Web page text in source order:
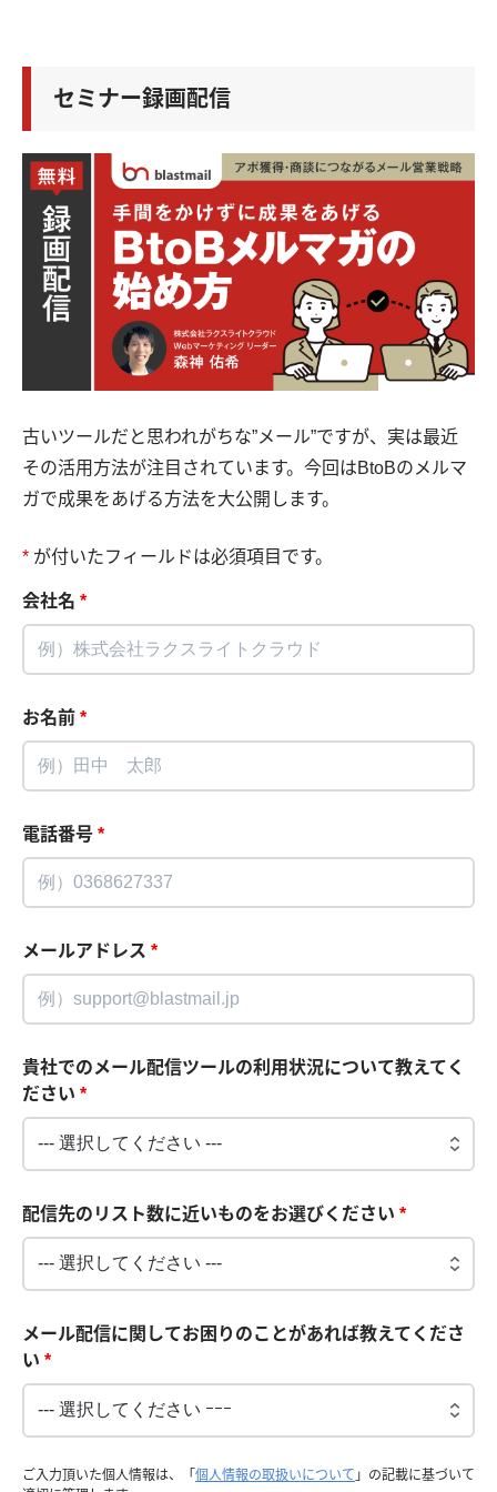
セミナー録画配信
古いツールだと思われがちな”メール”ですが、実は最近
その活用方法が注目されています。今回はBtoBのメルマ
ガで成果をあげる方法を大公開します。
* が付いたフィールドは必須項目です。
会社名 *
お名前 *
電話番号 *
メールアドレス *
貴社でのメール配信ツールの利用状況について教えてく
ださい *
配信先のリスト数に近いものをお選びください *
メール配信に関してお困りのことがあれば教えてくださ
い *
ご入力頂いた個人情報は、「 個人情報の取扱いについて 」の記載に基づいて